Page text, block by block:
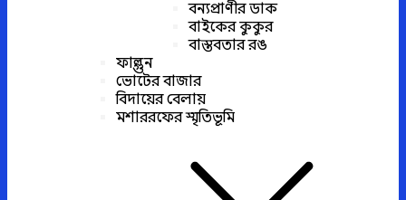
বন্যপ্রাণীর ডাক
বাইকের কুকুর
বাস্তবতার রঙ
ফাল্গুন
ভোটের বাজার
বিদায়ের বেলায়
মশাররফের স্মৃতিভূমি